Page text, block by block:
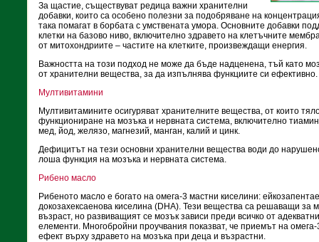
За щастие, съществуват редица важни хранителни
добавки, които са особено полезни за подобряване на
така помагат в борбата с умствената умора. Основните добавки
клетки на базово ниво, включително здравето на клетъчните
от митохондриите – частите на клетките, произвеждащи енергия.
Важността на този подход не може да бъде надценена, тъй като
от хранителни вещества, за да изпълнява функциите си ефективно.
Мултивитамини
Мултивитамините осигуряват хранителните вещества, от които
функциониране на мозъка и нервната система, включително
мед, йод, желязо, магнезий, манган, калий и цинк.
Дефицитът на тези основни хранителни вещества води до
лоша функция на мозъка и нервната система.
Рибено масло
Рибеното масло е богато на омега-3 мастни киселини:
докозахексаенова киселина (DHA). Тези вещества са решаващи за
възраст, но развиващият се мозък зависи преди всичко от
елементи. Многобройни проучвания показват, че приемът на
ефект върху здравето на мозъка при деца и възрастни.